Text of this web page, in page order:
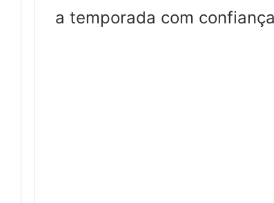
a temporada com